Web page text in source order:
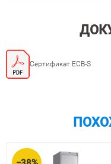
Сертификат ECB-S